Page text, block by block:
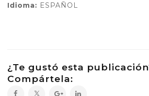
Idioma: ESPAÑOL
¿Te gustó esta
Compártela: